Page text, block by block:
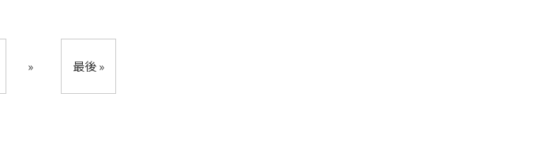
» 最後 »